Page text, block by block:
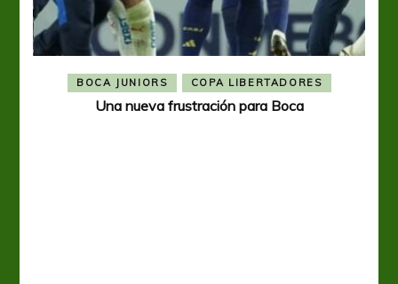
BOCA JUNIORS COPA LIBERTADORES
Una nueva frustración para Boca